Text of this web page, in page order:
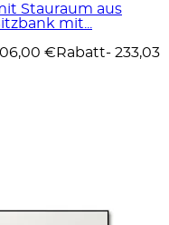
Stauraum aus
mit...
€ Rabatt- 233,03